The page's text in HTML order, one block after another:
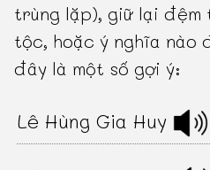
trùng lặp), giữ lại đệm
tộc, hoặc ý nghĩa nào
đây là một số gợi ý:
Lê Hùng Gia Huy